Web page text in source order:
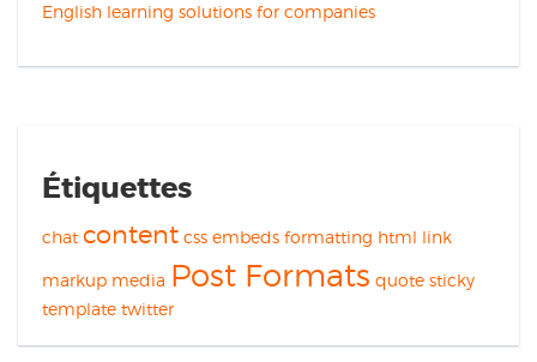
English learning solutions for companies
Étiquettes
chat content css embeds formatting html link
markup media Post Formats quote sticky
template twitter